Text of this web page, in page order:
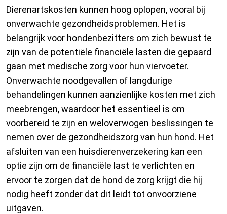
Dierenartskosten kunnen hoog oplopen, vooral bij
onverwachte gezondheidsproblemen. Het is
belangrijk voor hondenbezitters om zich bewust te
zijn van de potentiële financiële lasten die gepaard
gaan met medische zorg voor hun viervoeter.
Onverwachte noodgevallen of langdurige
behandelingen kunnen aanzienlijke kosten met zich
meebrengen, waardoor het essentieel is om
voorbereid te zijn en weloverwogen beslissingen te
nemen over de gezondheidszorg van hun hond. Het
afsluiten van een huisdierenverzekering kan een
optie zijn om de financiële last te verlichten en
ervoor te zorgen dat de hond de zorg krijgt die hij
nodig heeft zonder dat dit leidt tot onvoorziene
uitgaven.